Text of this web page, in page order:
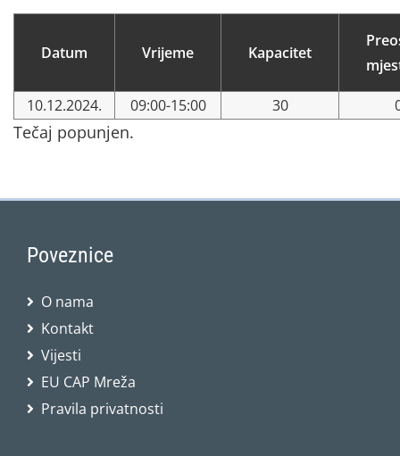
Datum Vrijeme Kapacitet
10.12.2024. 09:00-15:00 30
Tečaj popunjen.
Poveznice
O nama
Kontakt
Vijesti
EU CAP Mreža
Pravila privatnosti